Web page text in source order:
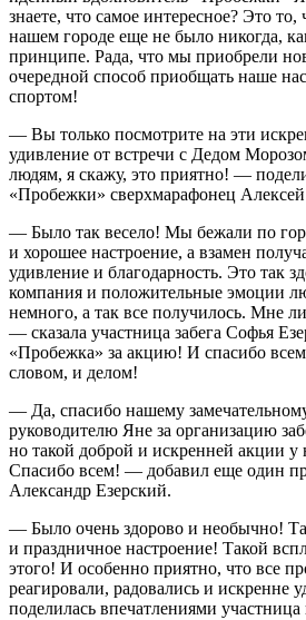
знаете, что самое интересное? Это то,
нашем городе еще не было никогда,
принципе. Рада, что мы приобрели
очередной способ приобщать наше
спортом!
— Вы только посмотрите на эти
удивление от встречи с Дедом
людям, я скажу, это приятно! —
«Пробежки» сверхмарафонец
— Было так весело! Мы бежали по
и хорошее настроение, а взамен
удивление и благодарность. Это так
компания и положительные эмоции
немного, а так все получилось. Мне
— сказала участница забега Софья
«Пробежка» за акцию! И спасибо
словом, и делом!
— Да, спасибо нашему
руководителю Яне за организацию
но такой доброй и искренней акции у
Спасибо всем! — добавил еще один
Александр Езерский.
— Было очень здорово и необычно!
и праздничное настроение! Такой
этого! И особенно приятно, что все
реагировали, радовались и искренне
поделилась впечатлениями